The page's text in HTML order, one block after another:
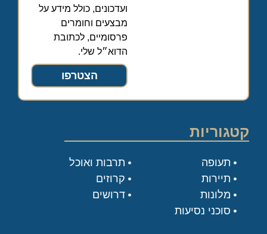
ועדכונים, כולל מידע על
מבצעים וחומרים
פרסומיים, לכתובת
הדוא״ל שלי.
הצטרפו
קטגוריות
תעופה
תיירות
מלונות
סוכני נסיעות
תרבות ואוכל
קרוזים
דרושים